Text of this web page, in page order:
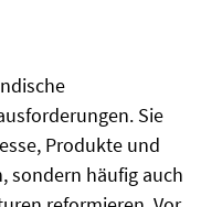
Sie
Produkte und
sondern häufig auch